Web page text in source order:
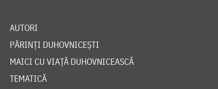
AUTORI
PĂRINȚI DUHOVNICEȘTI
MAICI CU VIAȚĂ DUHOVNICEASCĂ
TEMATICĂ